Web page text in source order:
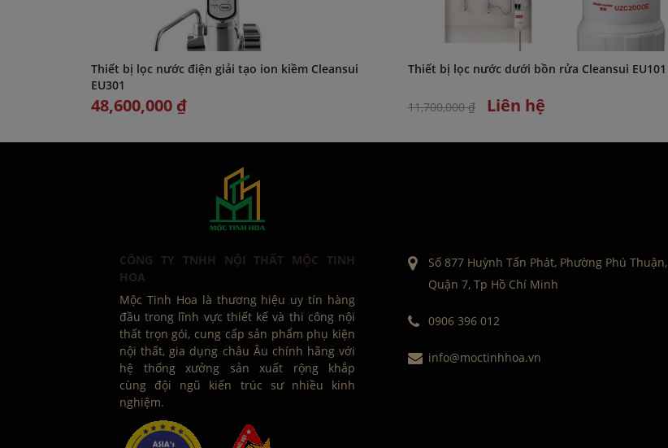
Thiết bị lọc nước điện giải tạo ion kiềm Cleansui
EU301
48,600,000 ₫
Thiết bị lọc nước dưới bồn rửa Cleansui EU101
11,700,000 ₫ Liên hệ
CÔNG TY TNHH NỘI THẤT MỘC TINH
HOA
Mộc Tinh Hoa là thương hiệu uy tín hàng
đầu trong lĩnh vực thiết kế và thi công nội
thất trọn gói, cung cấp sản phẩm phụ kiện
nội thất, gia dụng châu Âu chính hãng với
hệ thống xưởng sản xuất rộng khắp
cùng đội ngũ kiến trúc sư nhiều kinh
nghiệm.
Số 877 Huỳnh Tấn Phát, Phường Phú Thuận,
Quận 7, Tp Hồ Chí Minh
0906 396 012
info@moctinhhoa.vn